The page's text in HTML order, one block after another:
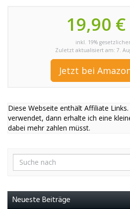
19,90 €
inkl. 19%
Zuletzt aktualisiert am: 7.
Jetzt bei
Diese Webseite enthält Affiliate
verwendet, dann erhalte ich eine
dabei mehr zahlen müsst.
Neueste Beiträge